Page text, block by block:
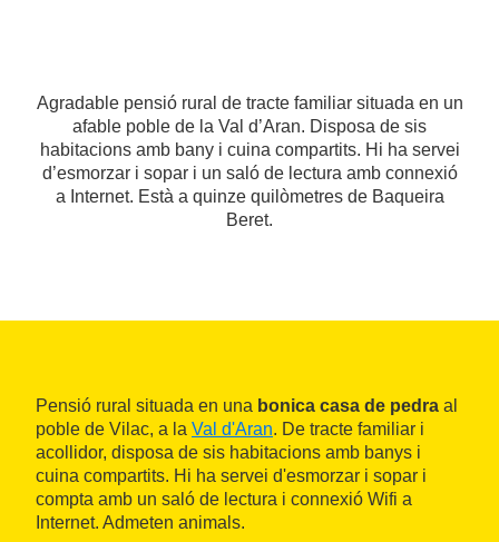
Agradable pensió rural de tracte familiar situada en un
afable poble de la Val d’Aran. Disposa de sis
habitacions amb bany i cuina compartits. Hi ha servei
d’esmorzar i sopar i un saló de lectura amb connexió
a Internet. Està a quinze quilòmetres de Baqueira
Beret.
Pensió rural situada en una bonica casa de pedra al
poble de Vilac, a la Val d'Aran. De tracte familiar i
acollidor, disposa de sis habitacions amb banys i
cuina compartits. Hi ha servei d'esmorzar i sopar i
compta amb un saló de lectura i connexió Wifi a
Internet. Admeten animals.